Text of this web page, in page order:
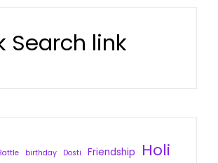
Search link
birthday Dosti Friendship
Holi